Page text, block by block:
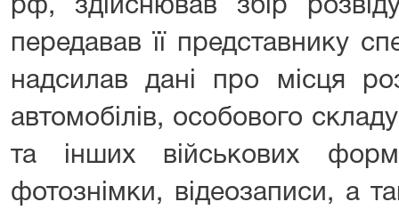
рф, здійснював збір
передавав її представнику
надсилав дані про місця
автомобілів, особового
та інших військових
фотознімки, відеозаписи, а